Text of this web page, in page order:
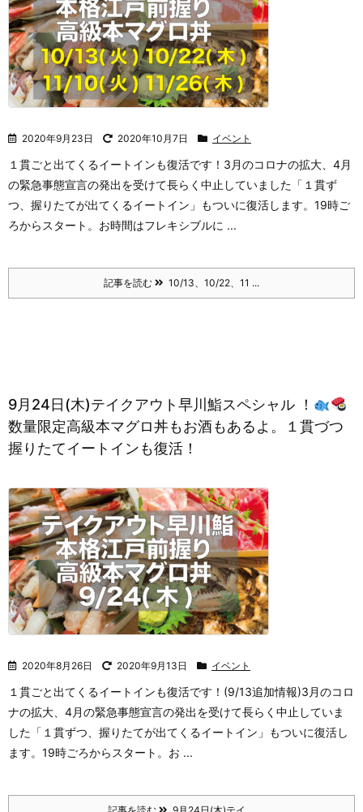
2020年9月23日 2020年10月7日 イベント
１貫ごと出てくるイートインも復活です！ 3月のコロナの拡大、4月
の緊急事態宣言の発出を受けて長らく中止していました「１貫ず
つ、握りたてが出てくるイートイン」もついに復活します。 19時ご
ろからスタート。お時間はフレキシブルに ...
記事を読む 10/13、10/22、11 ...
9月24日(木)テイクアウト早川鮨スペシャル ！
数量限定高級本マグロ丼もお酒もあるよ。１貫づつ
握りたてイートインも復活！
2020年8月26日 2020年9月13日 イベント
１貫ごと出てくるイートインも復活です！(9/13追加情報)3月のコロ
ナの拡大、4月の緊急事態宣言の発出を受けて長らく中止していま
した「１貫ずつ、握りたてが出てくるイートイン」もついに復活し
ます。 19時ごろからスタート。お ...